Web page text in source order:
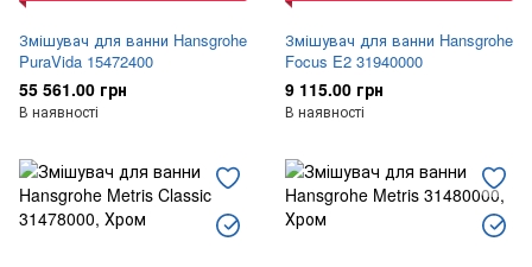
Змішувач для ванни Hansgrohe
PuraVida 15472400
55 561.00 грн
В наявності
Змішувач для ванни Hansgrohe
Focus E2 31940000
9 115.00 грн
В наявності